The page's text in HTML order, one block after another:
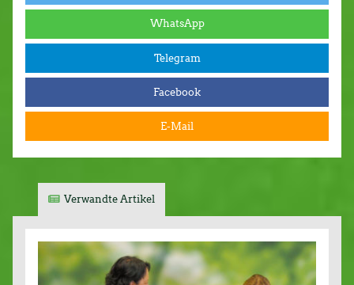
WhatsApp
Telegram
Facebook
E-Mail
Verwandte Artikel